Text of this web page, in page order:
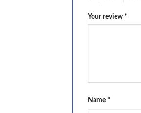
Your review *
Name *